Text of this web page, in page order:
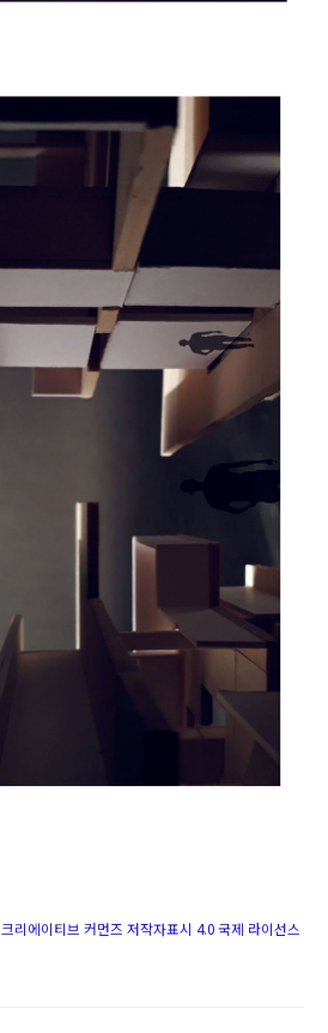
크리에이티브 커먼즈 저작자표시 4.0 국제 라이선스